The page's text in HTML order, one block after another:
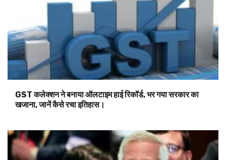
GST कलेक्शन ने बनाया ऑलटाइम हाई रिकॉर्ड, भर गया सरकार का
खजाना, जानें कैसे रचा इतिहास।